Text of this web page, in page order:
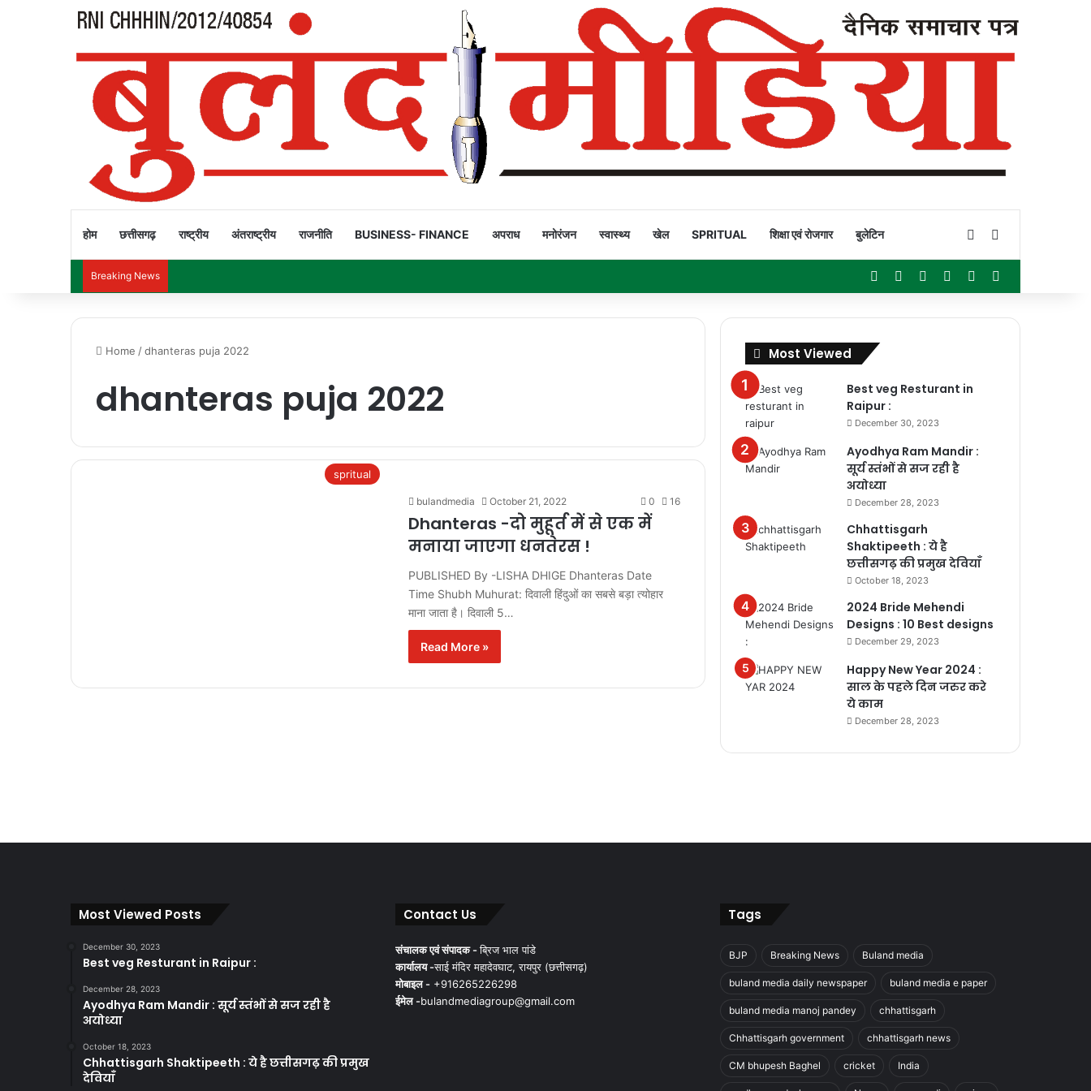
होम छत्तीसगढ़ राष्ट्रीय अंतराष्ट्रीय राजनीति BUSINESS- FINANCE अपराध मनोरंजन स्वास्थ्य खेल SPRITUAL शिक्षा एवं रोजगार बुलेटिन Switch skin
Breaking News Facebook YouTubeInstagramWhatsApp
Home /dhanteras puja 2022
dhanteras puja 2022
spritual
bulandmedia October 21, 2022 0 16
Dhanteras -दो मुहूर्त में से एक में
मनाया जाएगा धनतेरस !
PUBLISHED By -LISHA DHIGE Dhanteras Date
Time Shubh Muhurat: दिवाली हिंदुओं का सबसे बड़ा त्योहार
माना जाता है। दिवाली 5…
Read More »
Most Viewed
Best veg Resturant in
Raipur :
December 30, 2023
Ayodhya Ram Mandir :
सूर्य स्तंभों से सज रही है
अयोध्या
December 28, 2023
Chhattisgarh
Shaktipeeth : ये है
छत्तीसगढ़ की प्रमुख देवियाँ
October 18, 2023
2024 Bride Mehendi
Designs : 10 Best designs
December 29, 2023
Happy New Year 2024 :
साल के पहले दिन जरुर करे
ये काम
December 28, 2023
Most Viewed Posts
December 30, 2023
Best veg Resturant in Raipur :
December 28, 2023
Ayodhya Ram Mandir : सूर्य स्तंभों से सज रही है
अयोध्या
October 18, 2023
Chhattisgarh Shaktipeeth : ये है छत्तीसगढ़ की प्रमुख
देवियाँ
Contact Us
संचालक एवं संपादक -ब्रिज भाल पांडे
कार्यालय -साई मंदिर महादेवघाट, रायपुर (छत्तीसगढ़)
मोबाइल -+916265226298
ईमेल -bulandmediagroup@gmail.com
Tags
BJP Breaking News Buland media
buland media daily newspaper buland media e paper
buland media manoj pandey chhattisgarh
Chhattisgarh government chhattisgarh news
CM bhupesh Baghel cricket India